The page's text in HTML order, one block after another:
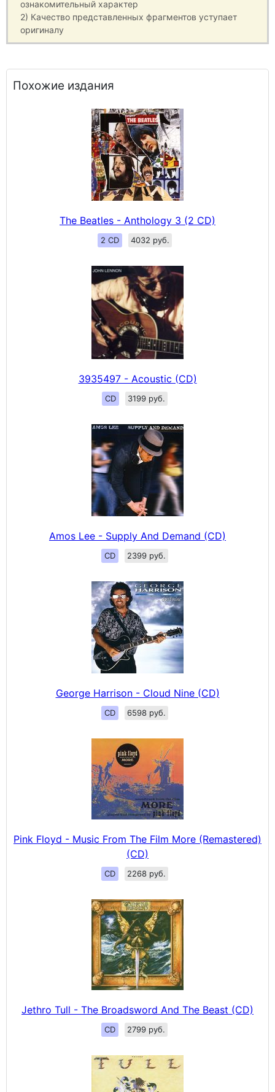
ознакомительный характер
2) Качество представленных фрагментов уступает
оригиналу
Похожие издания
The Beatles - Anthology 3 (2 CD)
2 CD 4032 руб.
3935497 - Acoustic (CD)
CD 3199 руб.
Amos Lee - Supply And Demand (CD)
CD 2399 руб.
George Harrison - Cloud Nine (CD)
CD 6598 руб.
Pink Floyd - Music From The Film More (Remastered)
(CD)
CD 2268 руб.
Jethro Tull - The Broadsword And The Beast (CD)
CD 2799 руб.